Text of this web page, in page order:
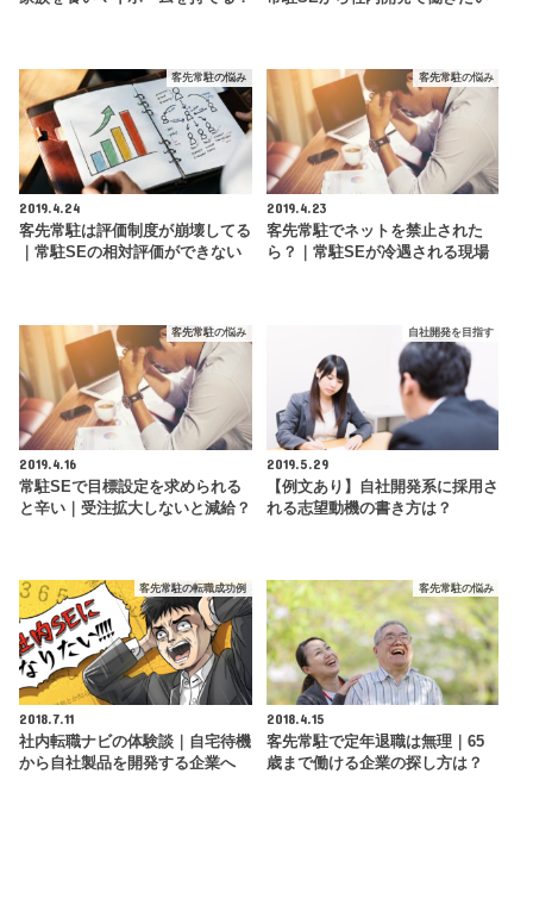
客先常駐の悩み
2019.4.24
客先常駐は評価制度が崩壊してる
｜常駐SEの相対評価ができない
客先常駐の悩み
2019.4.23
客先常駐でネットを禁止された
ら？｜常駐SEが冷遇される現場
客先常駐の悩み
2019.4.16
常駐SEで目標設定を求められる
と辛い｜受注拡大しないと減給？
自社開発を目指す
2019.5.29
【例文あり】自社開発系に採用さ
れる志望動機の書き方は？
客先常駐の転職成功例
2018.7.11
社内転職ナビの体験談｜自宅待機
から自社製品を開発する企業へ
客先常駐の悩み
2018.4.15
客先常駐で定年退職は無理｜65
歳まで働ける企業の探し方は？